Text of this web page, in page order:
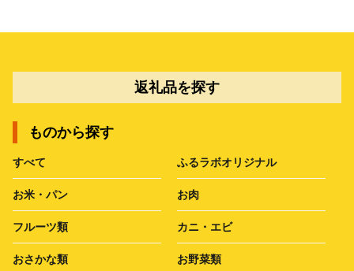
返礼品を探す
ものから探す
すべて ふるラボオリジナル
お米・パン お肉
フルーツ類 カニ・エビ
おさかな類 お野菜類